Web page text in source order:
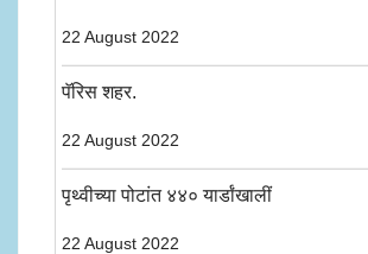
22 August 2022
पॅरिस शहर.
22 August 2022
पृथ्वीच्या पोटांत ४४० यार्डांखालीं
22 August 2022